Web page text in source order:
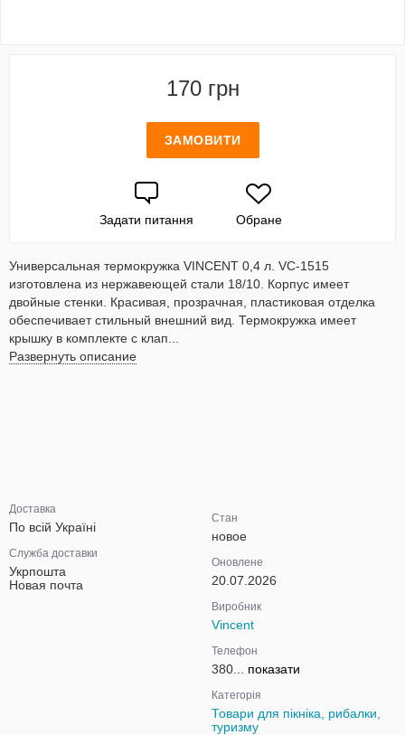
170 грн
ЗАМОВИТИ
Задати питання Обране
Универсальная термокружка VINCENT 0,4 л. VC-1515
изготовлена из нержавеющей стали 18/10. Корпус имеет
двойные стенки. Красивая, прозрачная, пластиковая отделка
обеспечивает стильный внешний вид. Термокружка имеет
крышку в комплекте с клап...
Развернуть описание
Доставка
По всій Україні
Служба доставки
Укрпошта
Новая почта
Стан
новое
Оновлене
20.07.2026
Виробник
Vincent
Телефон
380... показати
Категорія
Товари для пікніка, рибалки,
туризму